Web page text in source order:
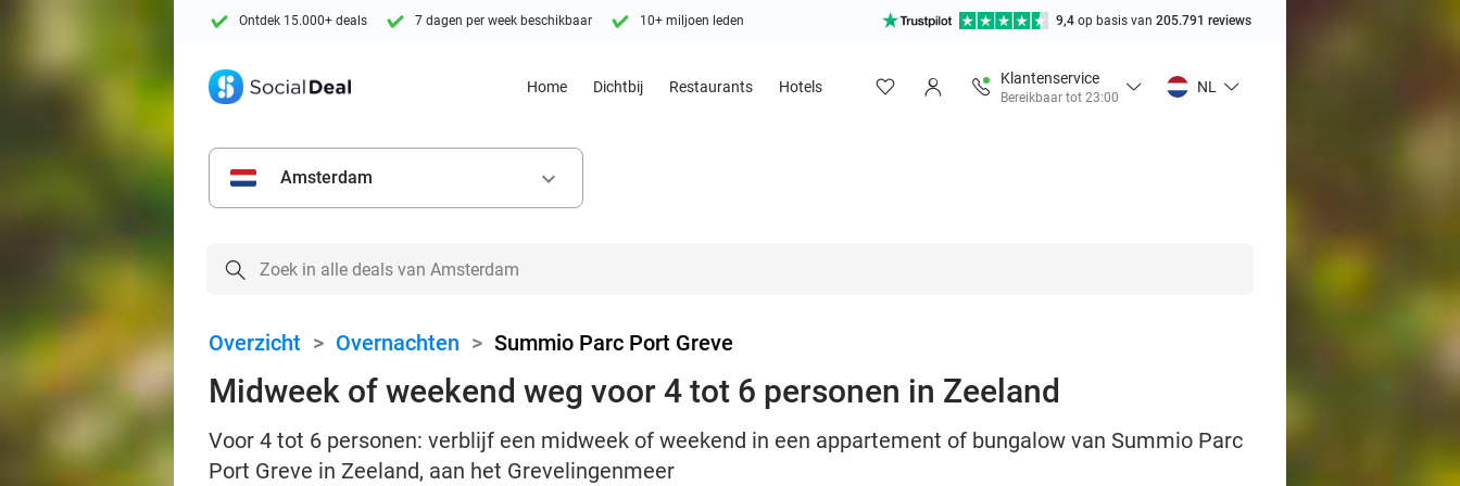
Ontdek 15.000+ deals 7 dagen per week beschikbaar 10+ miljoen leden 9,4 op basis van 205.791 reviews
Home Dichtbij Restaurants Hotels
Klantenservice
Bereikbaar tot 23:00
NL
Amsterdam keyboard_arrow_down
Overzicht > Overnachten > Summio Parc Port Greve
Midweek of weekend weg voor 4 tot 6 personen in Zeeland
Voor 4 tot 6 personen: verblijf een midweek of weekend in een appartement of bungalow van Summio Parc
Port Greve in Zeeland, aan het Grevelingenmeer